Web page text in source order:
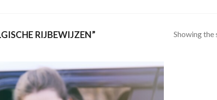
RIJBEWIJZEN” Showing the